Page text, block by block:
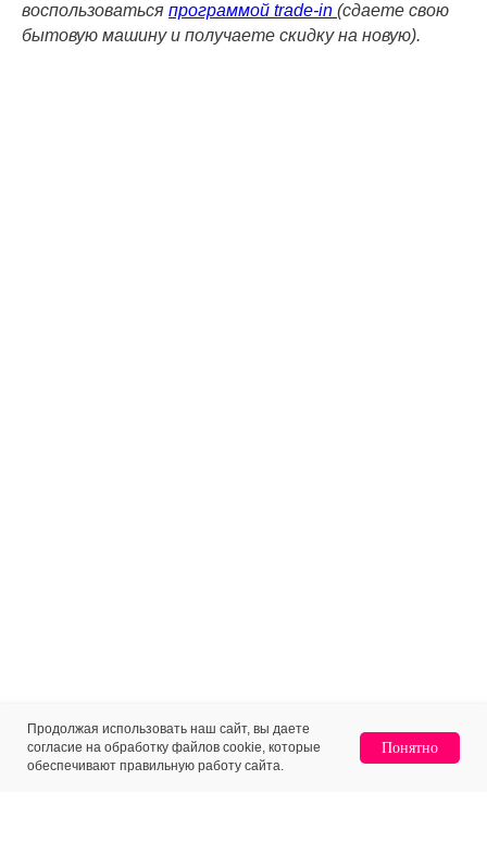
Продолжая использовать наш сайт, вы даете
согласие на обработку файлов cookie, которые
обеспечивают правильную работу сайта.
Понятно
воспользоваться программой trade-in (сдаете свою
бытовую машину и получаете скидку на новую).